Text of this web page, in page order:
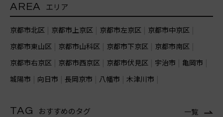
AREA エリア
京都市北区 京都市上京区 京都市左京区
京都市中京区
京都市東山区
京都市山科区 京都市下京区
京都市南区
京都市右京区
京都市西京区 京都市伏見区 宇治市
亀岡市
城陽市
向日市 長岡京市 八幡市 木津川市
TAG おすすめのタグ 一覧